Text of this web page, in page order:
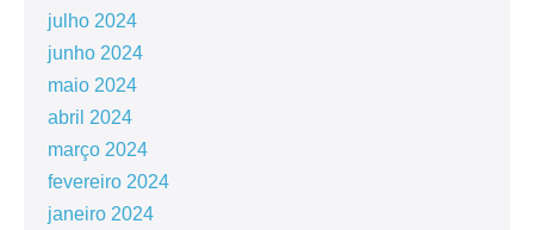
julho 2024
junho 2024
maio 2024
abril 2024
março 2024
fevereiro 2024
janeiro 2024